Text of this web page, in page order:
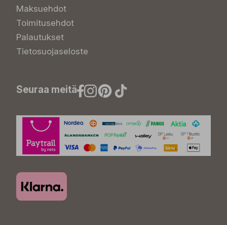
Maksuehdot
Toimitusehdot
Palautukset
Tietosuojaseloste
Seuraa meitä